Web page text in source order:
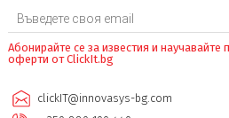
Абонирайте се за известия и научавайте
оферти от ClickIt.bg
clickIT@innovasys-bg.com